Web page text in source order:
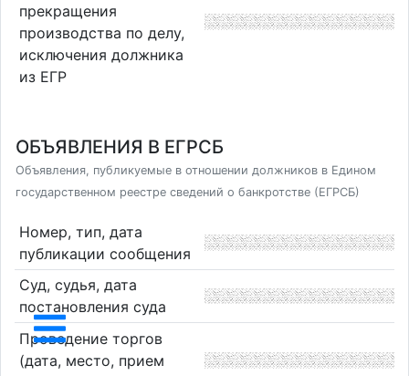
прекращения
производства по делу,
исключения должника
из ЕГР
ОБЪЯВЛЕНИЯ В ЕГРСБ
Объявления, публикуемые в отношении должников в Едином
государственном реестре сведений о банкротстве (ЕГРСБ)
Номер, тип, дата
публикации сообщения
Суд, судья, дата
постановления суда
Проведение торгов
(дата, место, прием